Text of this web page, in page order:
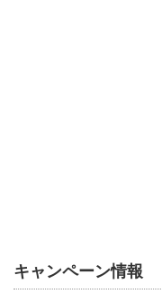
キャンペーン情報